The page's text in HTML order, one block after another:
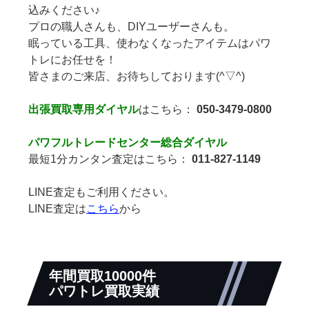
込みください♪
プロの職人さんも、DIYユーザーさんも。
眠っている工具、使わなくなったアイテムはパワ
トレにお任せを！
皆さまのご来店、お待ちしております(^▽^)
出張買取専用ダイヤルはこちら：050-3479-0800
パワフルトレードセンター総合ダイヤル
最短1分カンタン査定はこちら：011-827-1149
LINE査定もご利用ください。
LINE査定はこちらから
年間買取10000件
パワトレ買取実績